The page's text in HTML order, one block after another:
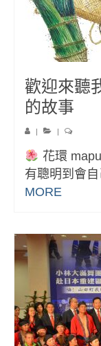
歡迎來聽
的故事
| |
花環
有聰明到會
MORE